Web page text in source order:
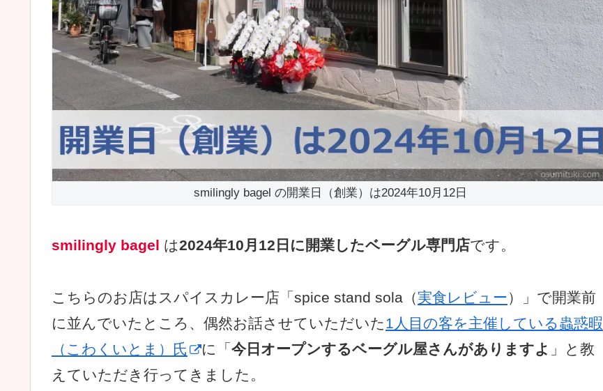
smilingly bagel の開業日（創業）は2024年10月12日
smilingly bagel は2024年10月12日に開業したベーグル専門店です。
こちらのお店はスパイスカレー店「spice stand sola（実食レビュー）」で開業前
に並んでいたところ、偶然お話させていただいた1人目の客を主催している蟲惑暇
（こわくいとま）氏
に「 今日オープンするベーグル屋さんがありますよ 」と教
えていただき行ってきました。